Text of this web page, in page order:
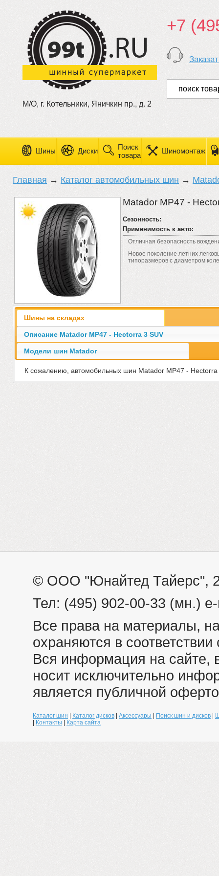
М/О, г. Котельники, Яничкин пр., д. 2
+7
Шины Диски
Поиск
товара
Шиномонтаж
Главная → Каталог автомобильных шин →
Matador MP47 -
Сезонность:
Применимость к авто:
Отличная безопасность
Новое поколение летних
типоразмеров с диаметром
Шины на складах
Описание Matador MP47 - Hectorra 3 SUV
Модели шин Matador
К сожалению, автомобильных шин Matador MP47 - Hectorra
© ООО "Юнайтед Тайерс",
Тел: (495) 902-00-33 (мн.)
Все права на материалы,
охраняются в
Вся информация на сайте,
носит исключительно
является публичной
Каталог шин Каталог дисков Аксессуары Поиск шин и дисков
Контакты Карта сайта